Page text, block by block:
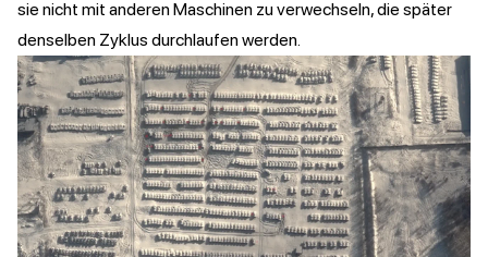
sie nicht mit anderen Maschinen zu verwechseln, die später
denselben Zyklus durchlaufen werden.